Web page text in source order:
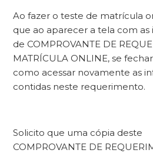
Ao fazer o teste de matrícula
que ao aparecer a tela com as
de COMPROVANTE DE
MATRÍCULA ONLINE, se
como acessar novamente as
contidas neste requerimento.
Solicito que uma cópia deste
COMPROVANTE DE